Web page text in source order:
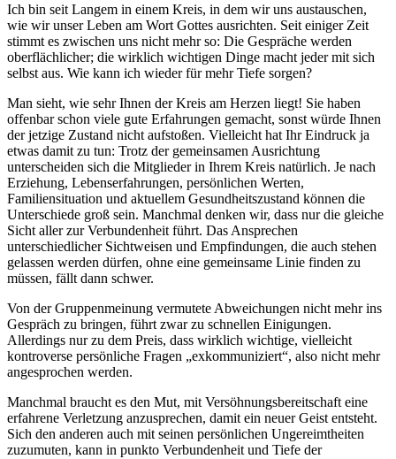
Ich bin seit Langem in einem Kreis, in dem wir uns austauschen,
wie wir unser Leben am Wort Gottes ausrichten. Seit einiger Zeit
stimmt es zwischen uns nicht mehr so: Die Gespräche werden
oberflächlicher; die wirklich wichtigen Dinge macht jeder mit sich
selbst aus. Wie kann ich wieder für mehr Tiefe sorgen?
Man sieht, wie sehr Ihnen der Kreis am Herzen liegt! Sie haben
offenbar schon viele gute Erfahrungen gemacht, sonst würde Ihnen
der jetzige Zustand nicht aufstoßen. Vielleicht hat Ihr Eindruck ja
etwas damit zu tun: Trotz der gemeinsamen Ausrichtung
unterscheiden sich die Mitglieder in Ihrem Kreis natürlich. Je nach
Erziehung, Lebenserfahrungen, persönlichen Werten,
Familiensituation und aktuellem Gesundheitszustand können die
Unterschiede groß sein. Manchmal denken wir, dass nur die gleiche
Sicht aller zur Verbundenheit führt. Das Ansprechen
unterschiedlicher Sichtweisen und Empfindungen, die auch stehen
gelassen werden dürfen, ohne eine gemeinsame Linie finden zu
müssen, fällt dann schwer.
Von der Gruppenmeinung vermutete Abweichungen nicht mehr ins
Gespräch zu bringen, führt zwar zu schnellen Einigungen.
Allerdings nur zu dem Preis, dass wirklich wichtige, vielleicht
kontroverse persönliche Fragen „exkommuniziert“, also nicht mehr
angesprochen werden.
Manchmal braucht es den Mut, mit Versöhnungsbereitschaft eine
erfahrene Verletzung anzusprechen, damit ein neuer Geist entsteht.
Sich den anderen auch mit seinen persönlichen Ungereimtheiten
zuzumuten, kann in punkto Verbundenheit und Tiefe der